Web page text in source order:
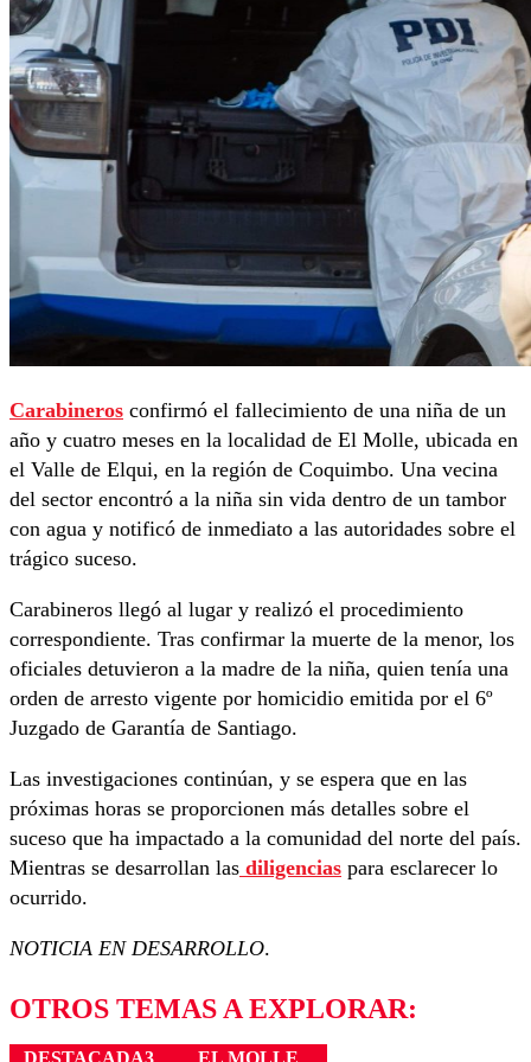
Carabineros confirmó el fallecimiento de una niña de un
año y cuatro meses en la localidad de El Molle, ubicada en
el Valle de Elqui, en la región de Coquimbo. Una vecina
del sector encontró a la niña sin vida dentro de un tambor
con agua y notificó de inmediato a las autoridades sobre el
trágico suceso.
Carabineros llegó al lugar y realizó el procedimiento
correspondiente. Tras confirmar la muerte de la menor, los
oficiales detuvieron a la madre de la niña, quien tenía una
orden de arresto vigente por homicidio emitida por el 6º
Juzgado de Garantía de Santiago.
Las investigaciones continúan, y se espera que en las
próximas horas se proporcionen más detalles sobre el
suceso que ha impactado a la comunidad del norte del país.
Mientras se desarrollan las diligencias para esclarecer lo
ocurrido.
NOTICIA EN DESARROLLO.
OTROS TEMAS A EXPLORAR:
DESTACADA3
EL MOLLE